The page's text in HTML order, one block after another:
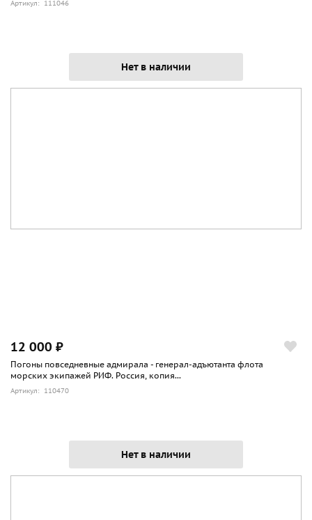
Артикул: 111046
Нет в наличии
12 000 ₽
Погоны повседневные адмирала - генерал-адъютанта флота
морских экипажей РИФ. Россия, копия...
Артикул: 110470
Нет в наличии